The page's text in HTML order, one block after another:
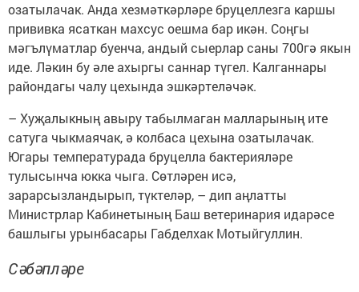
озатылачак. Анда хезмәткәрләре бруцеллезга каршы
прививка ясаткан махсус оешма бар икән. Соңгы
мәгълүматлар буенча, андый сыерлар саны 700гә якын
иде. Ләкин бу әле ахыргы саннар түгел. Калганнары
райондагы чалу цехында эшкәртеләчәк.
– Хуҗалыкның авыру табылмаган малларының ите
сатуга чыкмаячак, ә колбаса цехына озатылачак.
Югары температурада бруцелла бактерияләре
тулысынча юкка чыга. Сөтләрен исә,
зарарсызландырып, түктеләр, – дип аңлатты
Министрлар Кабинетының Баш ветеринария идарәсе
башлыгы урынбасары Габделхак Мотыйгуллин.
Сәбәпләре